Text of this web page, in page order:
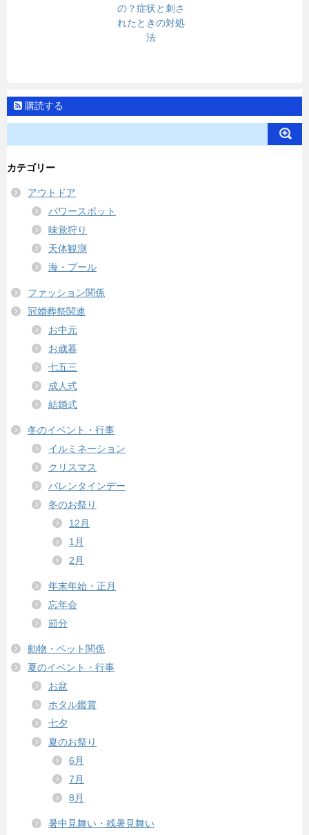
の？症状と刺さ
れたときの対処
法
購読する
カテゴリー
アウトドア
パワースポット
味覚狩り
天体観測
海・プール
ファッション関係
冠婚葬祭関連
お中元
お歳暮
七五三
成人式
結婚式
冬のイベント・行事
イルミネーション
クリスマス
バレンタインデー
冬のお祭り
12月
1月
2月
年末年始・正月
忘年会
節分
動物・ペット関係
夏のイベント・行事
お盆
ホタル鑑賞
七夕
夏のお祭り
6月
7月
8月
暑中見舞い・残暑見舞い